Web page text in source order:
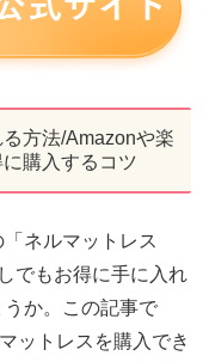
方法/Amazonや楽
購入するコツ
ネルマットレス
でもお得に手に入れ
か。この記事で
ットレスを購入でき